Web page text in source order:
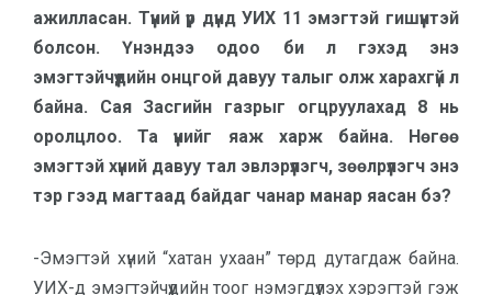
ажилласан. Түүний үр дүнд УИХ 11 эмэгтэй гишүүнтэй
болсон. Үнэндээ одоо би л гэхэд энэ
эмэгтэйчүүдийн онцгой давуу талыг олж харахгүй л
байна. Сая Засгийн газрыг огцруулахад 8 нь
оролцлоо. Та үүнийг яаж харж байна. Нөгөө
эмэгтэй хүний давуу тал эвлэрүүлэгч, зөөлрүүлэгч энэ
тэр гээд магтаад байдаг чанар манар яасан бэ?
-Эмэгтэй хүний “хатан ухаан” төрд дутагдаж байна.
УИХ-д эмэгтэйчүүдийн тоог нэмэгдүүлэх хэрэгтэй гэж